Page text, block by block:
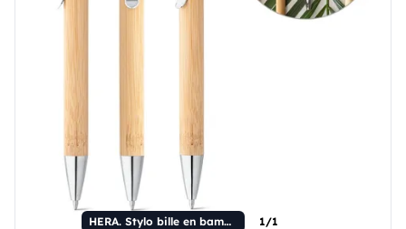
HERA. Stylo bille en bambou avec clip en métal. 1/1